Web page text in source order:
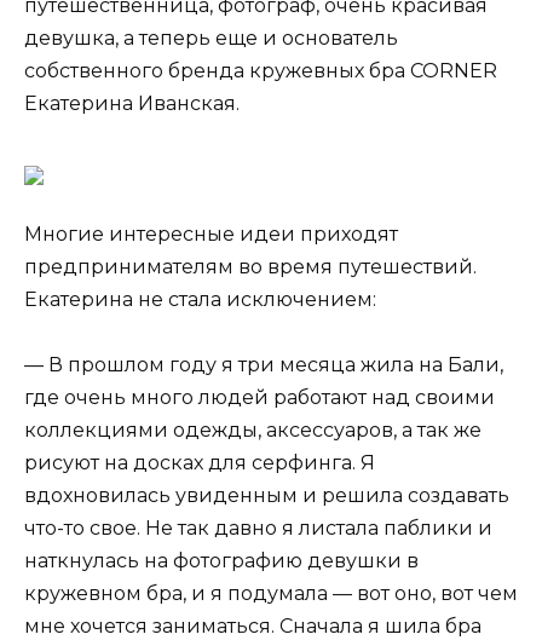
путешественница, фотограф, очень красивая
девушка, а теперь еще и основатель
собственного бренда кружевных бра CORNER
Екатерина Иванская.
Многие интересные идеи приходят
предпринимателям во время путешествий.
Екатерина не стала исключением:
— В прошлом году я три месяца жила на Бали,
где очень много людей работают над своими
коллекциями одежды, аксессуаров, а так же
рисуют на досках для серфинга. Я
вдохновилась увиденным и решила создавать
что-то свое. Не так давно я листала паблики и
наткнулась на фотографию девушки в
кружевном бра, и я подумала — вот оно, вот чем
мне хочется заниматься. Сначала я шила бра